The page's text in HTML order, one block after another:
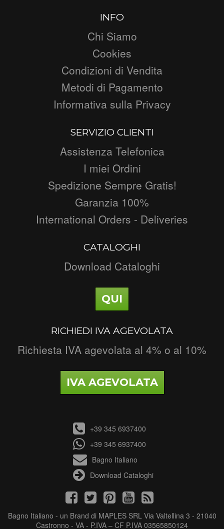
INFO
Chi Siamo
Cookies
Condizioni di Vendita
Metodi di Pagamento
Informativa sulla Privacy
SERVIZIO CLIENTI
Assistenza Telefonica
I miei Ordini
Spedizione Sempre Gratis!
Garanzia 100%
International Orders - Deliveries
CATALOGHI
Download Cataloghi
QUI
RICHIEDI IVA AGEVOLATA
Richiesta IVA agevolata al 4% o al 10%
IVA AGEVOLATA
+39 345 6937400
+39 345 6937400
Bagno Italiano
Download Cataloghi
Bagno Italiano - un Brand di MAPLES SRL Via Valtellina 3 - 21040
Castronno - VA - P.IVA – CF P.IVA 03565850124